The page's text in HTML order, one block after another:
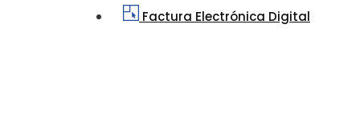
Factura Electrónica Digital